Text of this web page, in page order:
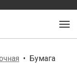
Бумага